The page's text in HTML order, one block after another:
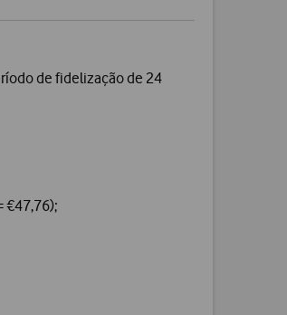
de fidelização de 24
€47,76);